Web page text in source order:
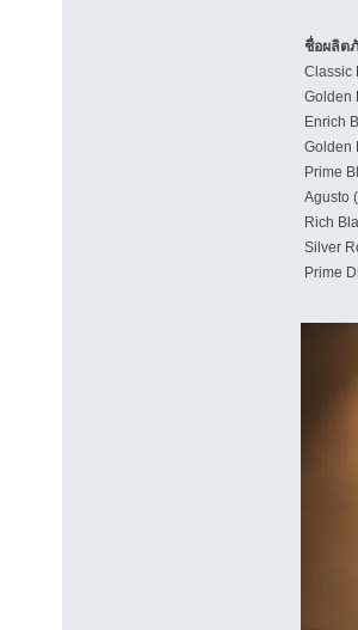
ชื่อผลิต
Classic
Golden
Enrich
Golden
Prime
Agusto
Rich
Silver
Prime